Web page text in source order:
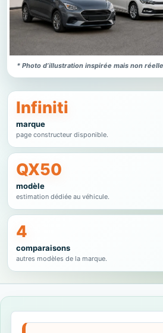
* Photo d’illustration inspirée mais non
Infiniti
marque
page constructeur disponible.
QX50
modèle
estimation dédiée au véhicule.
4
comparaisons
autres modèles de la marque.